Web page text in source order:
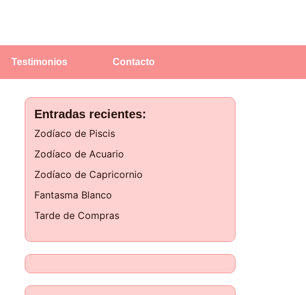
Testimonios Contacto
Entradas recientes:
Zodíaco de Piscis
Zodíaco de Acuario
Zodíaco de Capricornio
Fantasma Blanco
Tarde de Compras